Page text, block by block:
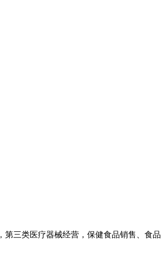
第三类医疗器械经营，保健食品销售、食品